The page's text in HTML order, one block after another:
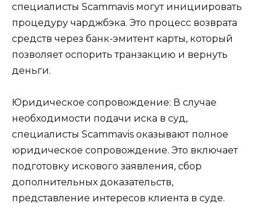
специалисты Scammavis могут инициировать
процедуру чарджбэка. Это процесс возврата
средств через банк-эмитент карты, который
позволяет оспорить транзакцию и вернуть
деньги.
Юридическое сопровождение: В случае
необходимости подачи иска в суд,
специалисты Scammavis оказывают полное
юридическое сопровождение. Это включает
подготовку искового заявления, сбор
дополнительных доказательств,
представление интересов клиента в суде.